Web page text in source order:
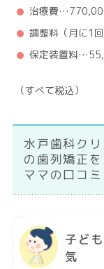
治療費
調整料（月に1
保定装置料
（すべて税込）
水戸歯科ク
の歯列矯正
ママの口コミ
子ど
気